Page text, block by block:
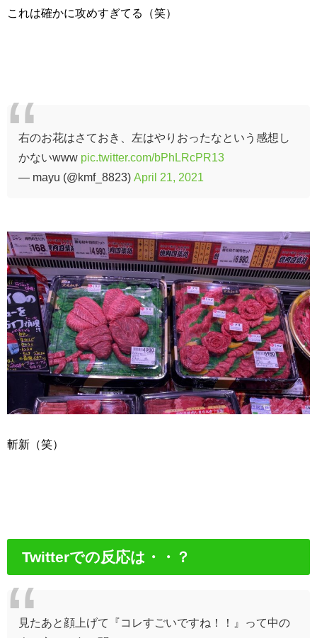
これは確かに攻めすぎてる（笑）
右のお花はさておき、左はやりおったなという感想し
かないwww pic.twitter.com/bPhLRcPR13
— mayu (@kmf_8823) April 21, 2021
斬新（笑）
Twitterでの反応は・・？
見たあと顔上げて『コレすごいですね！！』って中の